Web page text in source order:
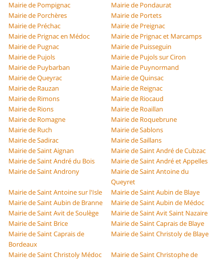
Mairie de Pompignac
Mairie de Pondaurat
Mairie de Porchères
Mairie de Portets
Mairie de Préchac
Mairie de Preignac
Mairie de Prignac en Médoc
Mairie de Prignac et Marcamps
Mairie de Pugnac
Mairie de Puisseguin
Mairie de Pujols
Mairie de Pujols sur Ciron
Mairie de Puybarban
Mairie de Puynormand
Mairie de Queyrac
Mairie de Quinsac
Mairie de Rauzan
Mairie de Reignac
Mairie de Rimons
Mairie de Riocaud
Mairie de Rions
Mairie de Roaillan
Mairie de Romagne
Mairie de Roquebrune
Mairie de Ruch
Mairie de Sablons
Mairie de Sadirac
Mairie de Saillans
Mairie de Saint Aignan
Mairie de Saint André de Cubzac
Mairie de Saint André du Bois
Mairie de Saint André et Appelles
Mairie de Saint Androny
Mairie de Saint Antoine du
Queyret
Mairie de Saint Antoine sur l'Isle
Mairie de Saint Aubin de Blaye
Mairie de Saint Aubin de Branne
Mairie de Saint Aubin de Médoc
Mairie de Saint Avit de Soulège
Mairie de Saint Avit Saint Nazaire
Mairie de Saint Brice
Mairie de Saint Caprais de Blaye
Mairie de Saint Caprais de
Bordeaux
Mairie de Saint Christoly de Blaye
Mairie de Saint Christoly Médoc
Mairie de Saint Christophe de